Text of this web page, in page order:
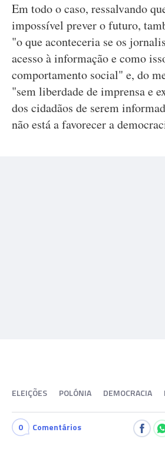
Em todo o caso, ressalvando
impossível prever o futuro,
"o que aconteceria se os
acesso à informação e como
comportamento social" e, do
"sem liberdade de imprensa e
dos cidadãos de serem
não está a favorecer a
ELEIÇÕES POLÓNIA DEMOCRACIA
0 Comentários